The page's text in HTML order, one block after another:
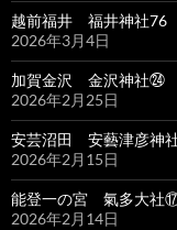
越前福井 福井神社76
2026年3月4日
加賀金沢 金沢神社㉔
2026年2月25日
安芸沼田 安藝津彦神
2026年2月15日
能登一の宮 氣多大社
2026年2月14日